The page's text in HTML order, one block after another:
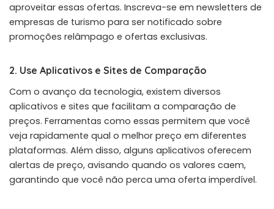
aproveitar essas ofertas. Inscreva-se em newsletters de
empresas de turismo para ser notificado sobre
promoções relâmpago e ofertas exclusivas.
2. Use Aplicativos e Sites de Comparação
Com o avanço da tecnologia, existem diversos
aplicativos e sites que facilitam a comparação de
preços. Ferramentas como essas permitem que você
veja rapidamente qual o melhor preço em diferentes
plataformas. Além disso, alguns aplicativos oferecem
alertas de preço, avisando quando os valores caem,
garantindo que você não perca uma oferta imperdível.